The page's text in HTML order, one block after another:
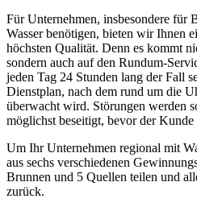
Für Unternehmen, insbesondere für
Wasser benötigen, bieten wir Ihnen
höchsten Qualität. Denn es kommt
sondern auch auf den Rundum-
jeden Tag 24 Stunden lang der Fall
Dienstplan, nach dem rund um die
überwacht wird. Störungen werden
möglichst beseitigt, bevor der Kunde
Um Ihr Unternehmen regional mit
aus sechs verschiedenen
Brunnen und 5 Quellen teilen und
zurück.